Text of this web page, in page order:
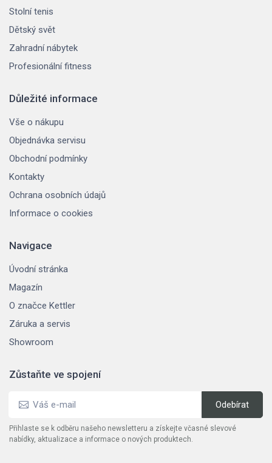
Stolní tenis
Dětský svět
Zahradní nábytek
Profesionální fitness
Důležité informace
Vše o nákupu
Objednávka servisu
Obchodní podmínky
Kontakty
Ochrana osobních údajů
Informace o cookies
Navigace
Úvodní stránka
Magazín
O značce Kettler
Záruka a servis
Showroom
Zůstaňte ve spojení
Přihlaste se k odběru našeho newsletteru a získejte včasné slevové
nabídky, aktualizace a informace o nových produktech.